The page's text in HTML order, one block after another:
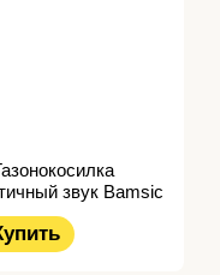
звук Bamsic